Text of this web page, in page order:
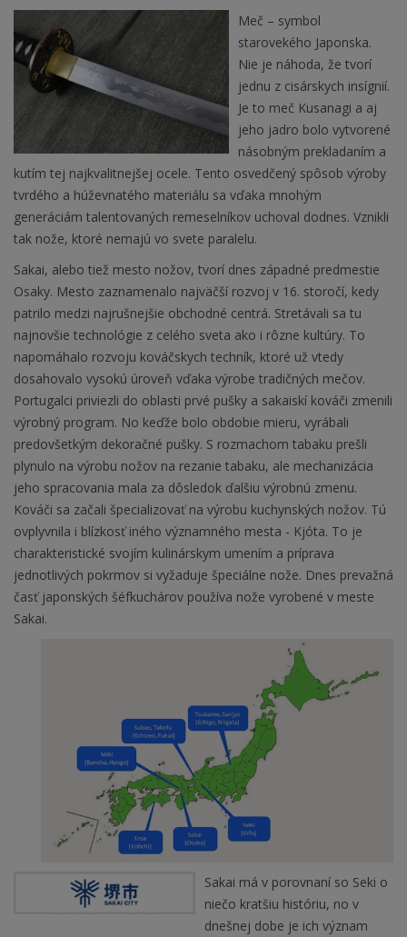
Meč – symbol
starovekého Japonska.
Nie je náhoda, že tvorí
jednu z cisárskych insígnií.
Je to meč Kusanagi a aj
jeho jadro bolo vytvorené
násobným prekladaním a
kutím tej najkvalitnejšej ocele. Tento osvedčený spôsob výroby
tvrdého a húževnatého materiálu sa vďaka mnohým
generáciám talentovaných remeselníkov uchoval dodnes. Vznikli
tak nože, ktoré nemajú vo svete paralelu.
Sakai, alebo tiež mesto nožov, tvorí dnes západné predmestie
Osaky. Mesto zaznamenalo najväčší rozvoj v 16. storočí, kedy
patrilo medzi najrušnejšie obchodné centrá. Stretávali sa tu
najnovšie technológie z celého sveta ako i rôzne kultúry. To
napomáhalo rozvoju kováčskych techník, ktoré už vtedy
dosahovalo vysokú úroveň vďaka výrobe tradičných mečov.
Portugalci priviezli do oblasti prvé pušky a sakaiskí kováči zmenili
výrobný program. No keďže bolo obdobie mieru, vyrábali
predovšetkým dekoračné pušky. S rozmachom tabaku prešli
plynulo na výrobu nožov na rezanie tabaku, ale mechanizácia
jeho spracovania mala za dôsledok ďalšiu výrobnú zmenu.
Kováči sa začali špecializovať na výrobu kuchynských nožov. Tú
ovplyvnila i blízkosť iného významného mesta - Kjóta. To je
charakteristické svojím kulinárskym umením a príprava
jednotlivých pokrmov si vyžaduje špeciálne nože. Dnes prevažná
časť japonských šéfkuchárov používa nože vyrobené v meste
Sakai.
Sakai má v porovnaní so Seki o
niečo kratšiu históriu, no v
dnešnej dobe je ich význam